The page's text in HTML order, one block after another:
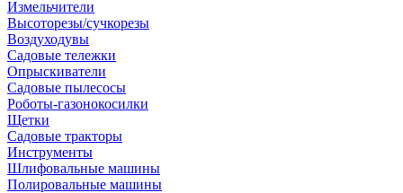
Измельчители
Высоторезы/сучкорезы
Воздуходувы
Садовые тележки
Опрыскиватели
Садовые пылесосы
Роботы-газонокосилки
Щетки
Садовые тракторы
Инструменты
Шлифовальные машины
Полировальные машины